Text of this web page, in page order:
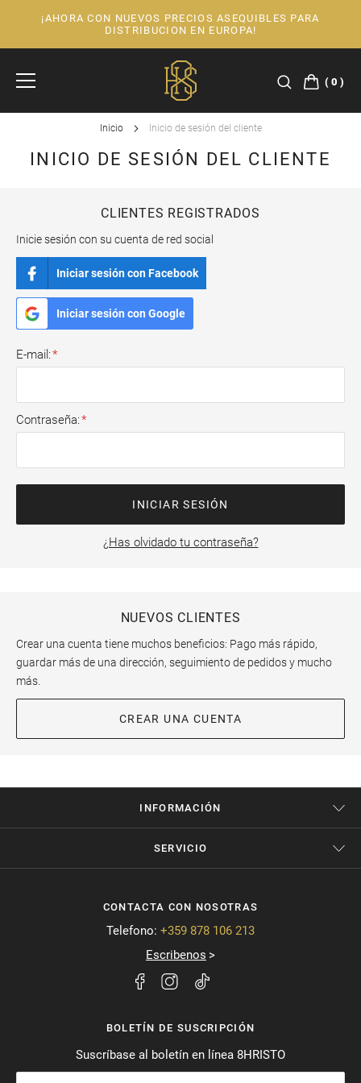
¡AHORA CON NUEVOS PRECIOS ASEQUIBLES PARA
DISTRIBUCION EN EUROPA!
0
Inicio Inicio de sesión del cliente
INICIO DE SESIÓN DEL CLIENTE
CLIENTES REGISTRADOS
Inicie sesión con su cuenta de red social
Iniciar sesión con Facebook
Iniciar sesión con Google
E-mail
Contraseña
INICIAR SESIÓN
¿Has olvidado tu contraseña?
NUEVOS CLIENTES
Crear una cuenta tiene muchos beneficios: Pago más rápido,
guardar más de una dirección, seguimiento de pedidos y mucho
más.
CREAR UNA CUENTA
INFORMACIÓN
SERVICIO
CONTACTA CON NOSOTRAS
Telefono: +359 878 106 213
Escribenos
BOLETÍN DE SUSCRIPCIÓN
Suscríbase al boletín en línea 8HRISTO